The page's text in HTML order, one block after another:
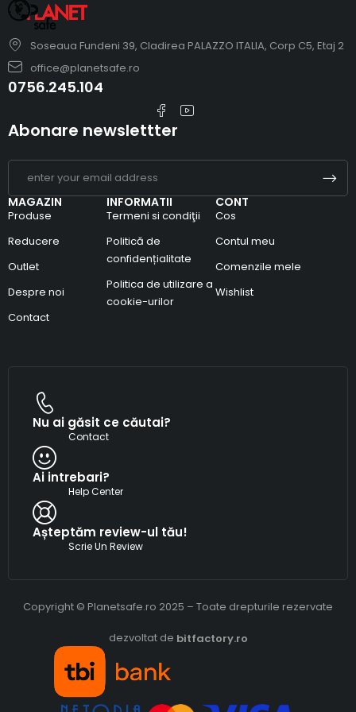
Soseaua Fundeni 39, Cladirea PALAZZO ITALIA, Corp C5, Etaj 2
office@planetsafe.ro
0756.245.104
MAGAZIN
Produse
Reducere
Outlet
Despre noi
Contact
INFORMATII
Termeni si condiţii
Politică de
confidențialitate
Politica de utilizare a
cookie-urilor
CONT
Cos
Contul meu
Comenzile mele
Wishlist
Abonare newslettter
Nu ai găsit ce căutai?
Contact
Ai intrebari?
Help Center
Așteptăm review-ul tău!
Scrie Un Review
Copyright © Planetsafe.ro 2025 – Toate drepturile rezervate
dezvoltat de bitfactory.ro